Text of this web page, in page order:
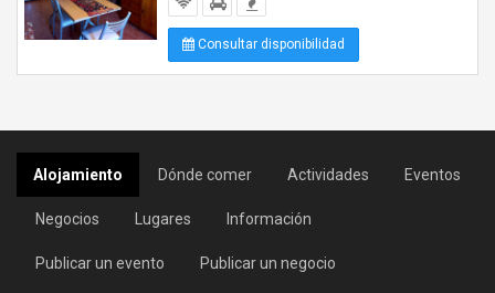
Consultar disponibilidad
Alojamiento Dónde comer Actividades Eventos
Negocios Lugares Información
Publicar un evento Publicar un negocio